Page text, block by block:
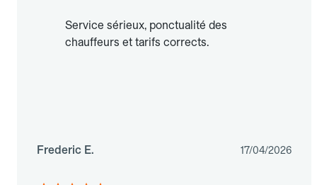
Service sérieux, ponctualité des
chauffeurs et tarifs corrects.
Frederic E. 17/04/2026